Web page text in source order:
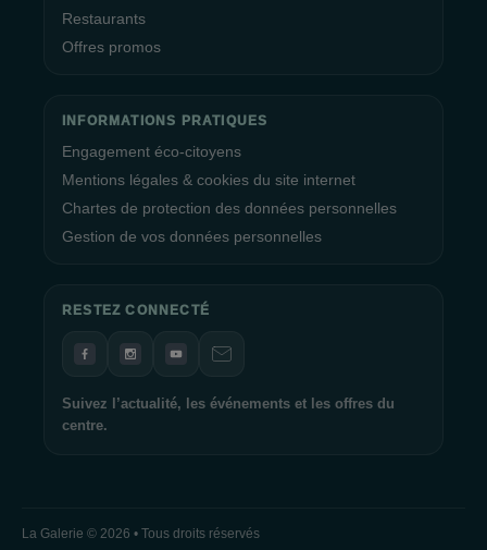
Restaurants
Offres promos
INFORMATIONS PRATIQUES
Engagement éco-citoyens
Mentions légales & cookies du site internet
Chartes de protection des données personnelles
Gestion de vos données personnelles
RESTEZ CONNECTÉ
Suivez l’actualité, les événements et les offres du
centre.
La Galerie © 2026 • Tous droits réservés